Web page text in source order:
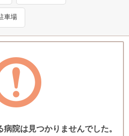
車場
院は見つかりませんでした。